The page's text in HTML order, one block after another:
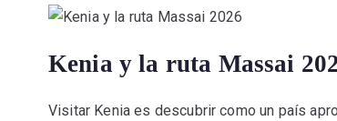
Kenia y la ruta Massai
Visitar Kenia es descubrir como un país